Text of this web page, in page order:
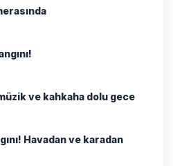
ve kahkaha dolu gece
Havadan ve karadan